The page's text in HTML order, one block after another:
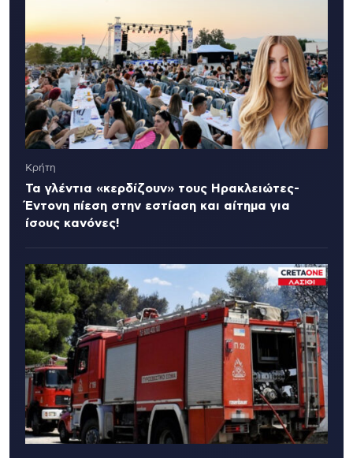
Κρήτη
Τα γλέντια «κερδίζουν» τους Ηρακλειώτες-
Έντονη πίεση στην εστίαση και αίτημα για
ίσους κανόνες!